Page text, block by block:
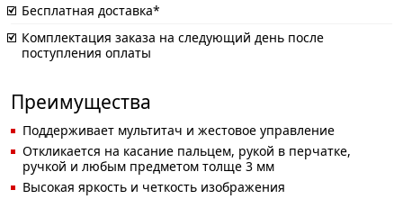
Бесплатная доставка*
Комплектация заказа на следующий день после
поступления оплаты
Преимущества
Поддерживает мультитач и жестовое управление
Откликается на касание пальцем, рукой в перчатке,
ручкой и любым предметом толще 3 мм
Высокая яркость и четкость изображения